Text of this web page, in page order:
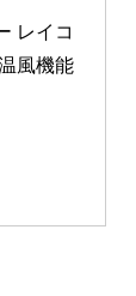
レイコ
風機能